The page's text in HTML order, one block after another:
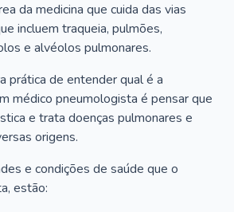
da medicina que cuida das vias
incluem traqueia, pulmões,
e alvéolos pulmonares.
prática de entender qual é a
médico pneumologista é pensar que
e trata doenças pulmonares e
origens.
e condições de saúde que o
estão: